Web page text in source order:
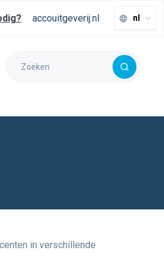
accouitgeverij.nl nl
in verschillende